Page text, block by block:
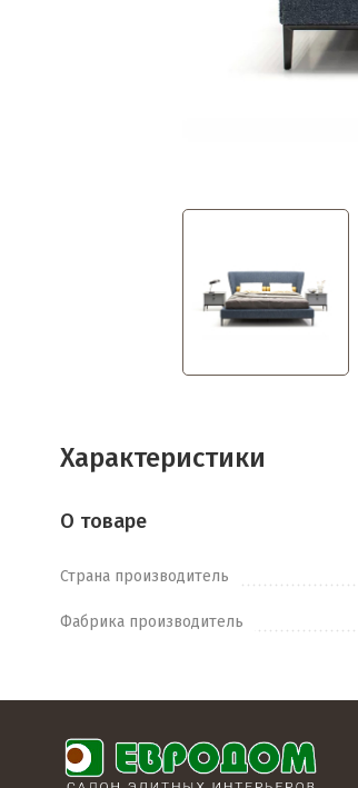
Характеристики
О товаре
Страна производитель
Фабрика производитель